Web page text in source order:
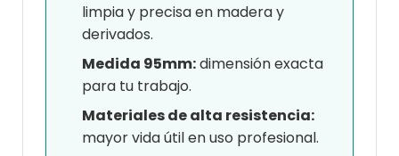
limpia y precisa en madera y
derivados.
Medida 95mm:dimensión exacta
para tu trabajo.
Materiales de alta resistencia:
mayor vida útil en uso profesional.